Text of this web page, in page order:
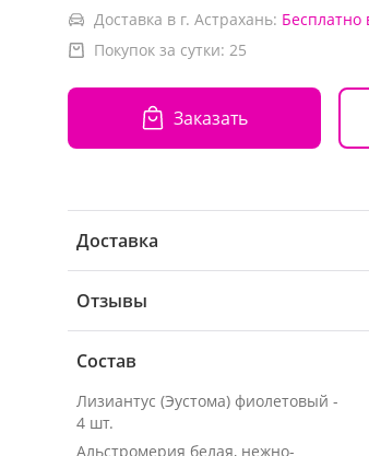
Доставка в г. Астрахань: Бесплатно
Покупок за сутки: 25
Заказать
Доставка
Отзывы
Состав
Лизиантус (Эустома) фиолетовый -
4 шт.
Альстромерия белая, нежно-